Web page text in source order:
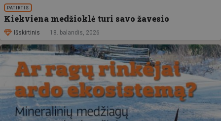
PATIRTIS
Kiekviena medžioklė turi savo žavesio
Išskirtinis 18. balandis, 2026